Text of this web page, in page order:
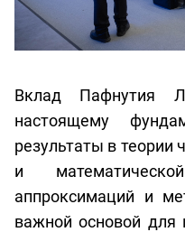
Вклад Пафнутия
настоящему
результаты в теории
и
аппроксимаций и
важной основой для